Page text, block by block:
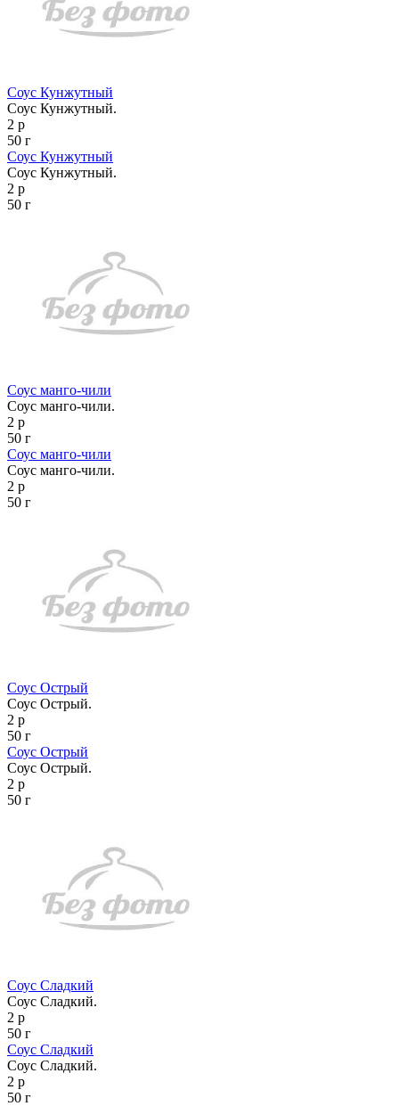
Соус Кунжутный
Соус Кунжутный.
2 р
50 г
Соус Кунжутный
Соус Кунжутный.
2 р
50 г
Соус манго-чили
Соус манго-чили.
2 р
50 г
Соус манго-чили
Соус манго-чили.
2 р
50 г
Соус Острый
Соус Острый.
2 р
50 г
Соус Острый
Соус Острый.
2 р
50 г
Соус Сладкий
Соус Сладкий.
2 р
50 г
Соус Сладкий
Соус Сладкий.
2 р
50 г